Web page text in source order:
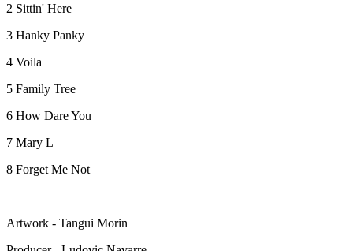
2 Sittin' Here
3 Hanky Panky
4 Voila
5 Family Tree
6 How Dare You
7 Mary L
8 Forget Me Not
Artwork - Tangui Morin